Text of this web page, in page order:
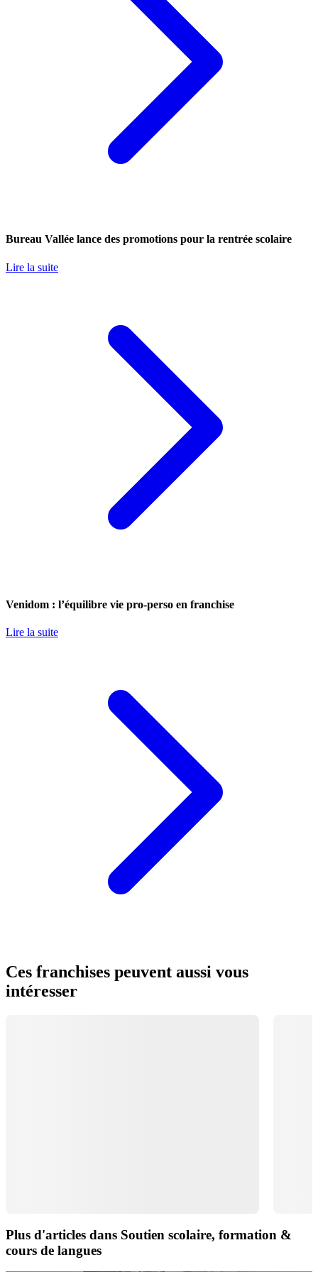
Bureau Vallée lance des promotions pour la rentrée scolaire
Lire la suite
Venidom : l’équilibre vie pro-perso en franchise
Lire la suite
Ces franchises peuvent aussi vous
intéresser
Plus d'articles dans Soutien scolaire, formation &
cours de langues